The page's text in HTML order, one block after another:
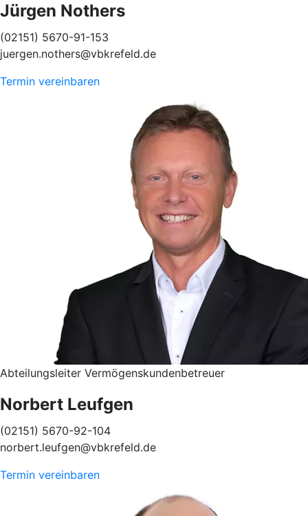
Jürgen Nothers
(02151) 5670-91-153
juergen.nothers@vbkrefeld.de
Termin vereinbaren
Abteilungsleiter Vermögenskundenbetreuer
Norbert Leufgen
(02151) 5670-92-104
norbert.leufgen@vbkrefeld.de
Termin vereinbaren